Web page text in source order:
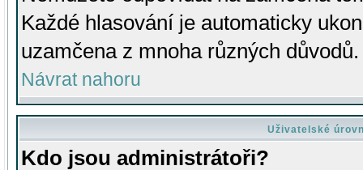
Každé hlasování je automaticky
uzamčena z mnoha různých důvodů.
Návrat nahoru
Uživatelské
Kdo jsou administrátoři?